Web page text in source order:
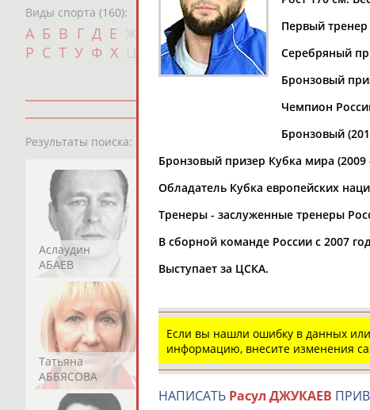
Виды спорта (160):
А Б В Г Д Е И К Л М Н О
П
Р С Т У Ф Х Ш Щ Э Ю Я
Дата
Результаты поиска:
Аслаудин
АБАЕВ
Елена
АБАИМОВА
Мария
АБАКУМОВА
Татьяна
АББЯСОВА
Акжана
АБДИКАРИМОВА
Артур
АБДРАХМАНОВ
Первый
Серебряный
Бронзовый
Чемпион
Бронзовый
Бронзовый призер Кубка мира (2009
Обладатель Кубка европейских
Тренеры - заслуженные тренеры
В сборной команде России с 2007
Выступает за ЦСКА.
Если вы нашли ошибку в данных
информацию, внесите изменения
НАПИСАТЬ Расул ДЖУКАЕВ